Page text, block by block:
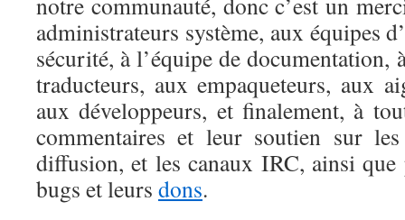
administrateurs système, aux équipes
sécurité, à l’équipe de documentation,
traducteurs, aux empaqueteurs, aux
aux développeurs, et finalement, à
commentaires et leur soutien sur
diffusion, et les canaux IRC, ainsi
bugs et leurs dons.